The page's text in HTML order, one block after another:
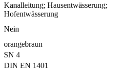
Kanalleitung; Hausentwässerung;
Hofentwässerung
Nein
orangebraun
SN 4
DIN EN 1401